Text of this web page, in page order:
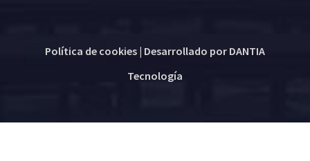
Política de cookies| Desarrollado por DANTIA
Tecnología